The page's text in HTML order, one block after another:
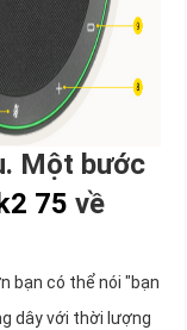
Một bước
75 về
bạn có thể nói "bạn
dây với thời lượng